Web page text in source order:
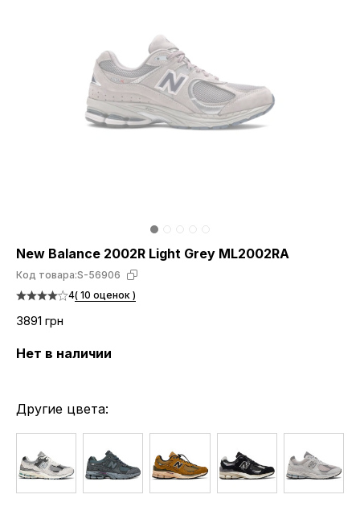
New Balance 2002R Light Grey ML2002RA
Код товара:S-56906
4( 10 оценок )
3891 грн
Нет в наличии
Другие цвета: